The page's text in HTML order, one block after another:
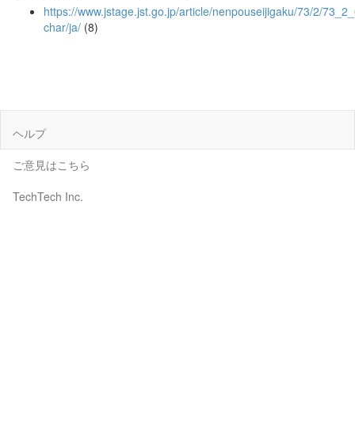
https://www.jstage.jst.go.jp/article/nenpouseijigaku/73/2/
char/ja/ (8)
ヘルプ
ご意見はこちら
TechTech Inc.